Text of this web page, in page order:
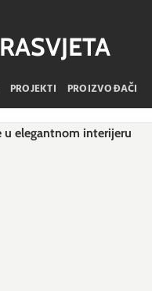
PROJEKTI PROIZVOĐAČI